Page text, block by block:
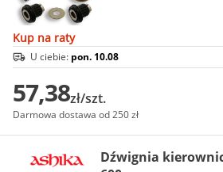
Kup na raty
U ciebie: pon. 10.08
57,38zł/szt.
Darmowa dostawa od 250 zł
Dźwignia